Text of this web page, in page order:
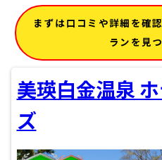
まずは口コミや詳細を確
ランを見
美瑛白金温泉
ズ